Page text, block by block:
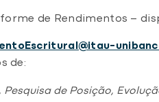
de Rendimentos –
de:
de Posição,